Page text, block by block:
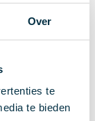
Over
te
te bieden